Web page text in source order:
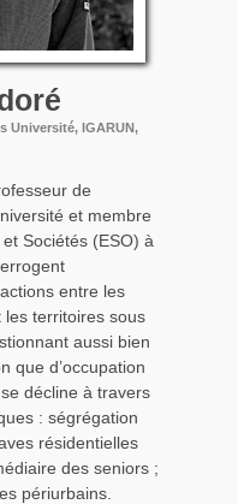
Université, IGARUN,
de
et membre
Sociétés (ESO) à
entre les
les territoires sous
aussi bien
que d’occupation
décline à travers
: ségrégation
résidentielles
des seniors ;
périurbains.